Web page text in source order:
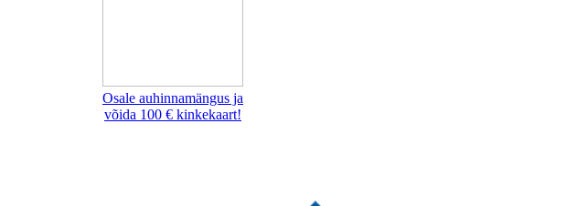
Osale auhinnamängus ja
võida 100 € kinkekaart!